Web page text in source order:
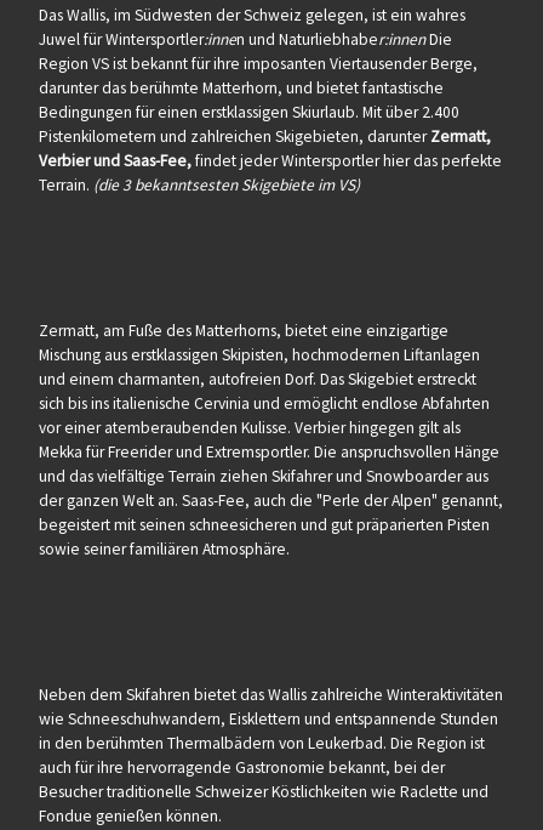
Das Wallis, im Südwesten der Schweiz gelegen, ist ein wahres
Juwel für Wintersportler:innen und Naturliebhaber:innenDie
Region VS ist bekannt für ihre imposanten Viertausender Berge,
darunter das berühmte Matterhorn, und bietet fantastische
Bedingungen für einen erstklassigen Skiurlaub. Mit über 2.400
Pistenkilometern und zahlreichen Skigebieten, darunterZermatt,
Verbier und Saas-Fee,findet jeder Wintersportler hier das perfekte
Terrain. (die 3 bekanntsesten Skigebiete im VS)
Zermatt, am Fuße des Matterhorns, bietet eine einzigartige
Mischung aus erstklassigen Skipisten, hochmodernen Liftanlagen
und einem charmanten, autofreien Dorf. Das Skigebiet erstreckt
sich bis ins italienische Cervinia und ermöglicht endlose Abfahrten
vor einer atemberaubenden Kulisse. Verbier hingegen gilt als
Mekka für Freerider und Extremsportler. Die anspruchsvollen Hänge
und das vielfältige Terrain ziehen Skifahrer und Snowboarder aus
der ganzen Welt an. Saas-Fee, auch die "Perle der Alpen" genannt,
begeistert mit seinen schneesicheren und gut präparierten Pisten
sowie seiner familiären Atmosphäre.
Neben dem Skifahren bietet das Wallis zahlreiche Winteraktivitäten
wie Schneeschuhwandern, Eisklettern und entspannende Stunden
in den berühmten Thermalbädern von Leukerbad. Die Region ist
auch für ihre hervorragende Gastronomie bekannt, bei der
Besucher traditionelle Schweizer Köstlichkeiten wie Raclette und
Fondue genießen können.